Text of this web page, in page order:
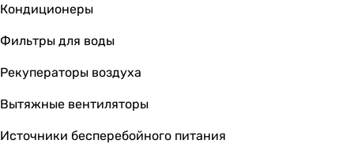
Кондиционеры
Фильтры для воды
Рекуператоры воздуха
Вытяжные вентиляторы
Источники бесперебойного питания